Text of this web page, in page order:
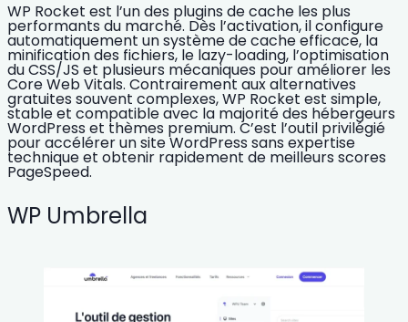
WP Rocket est l’un des plugins de cache les plus
performants du marché. Dès l’activation, il configure
automatiquement un système de cache efficace, la
minification des fichiers, le lazy-loading, l’optimisation
du CSS/JS et plusieurs mécaniques pour améliorer les
Core Web Vitals. Contrairement aux alternatives
gratuites souvent complexes, WP Rocket est simple,
stable et compatible avec la majorité des hébergeurs
WordPress et thèmes premium. C’est l’outil privilégié
pour accélérer un site WordPress sans expertise
technique et obtenir rapidement de meilleurs scores
PageSpeed.
WP Umbrella